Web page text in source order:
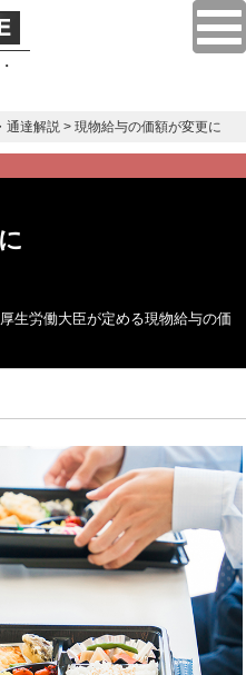
通達解説 > 現物給与の価額が変更に
生労働大臣が定める現物給与の価